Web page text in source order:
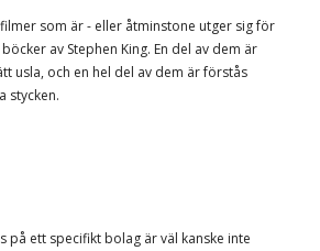
som är - eller åtminstone utger sig för
av Stephen King. En del av dem är
usla, och en hel del av dem är förstås
stycken.
på ett specifikt bolag är väl kanske inte